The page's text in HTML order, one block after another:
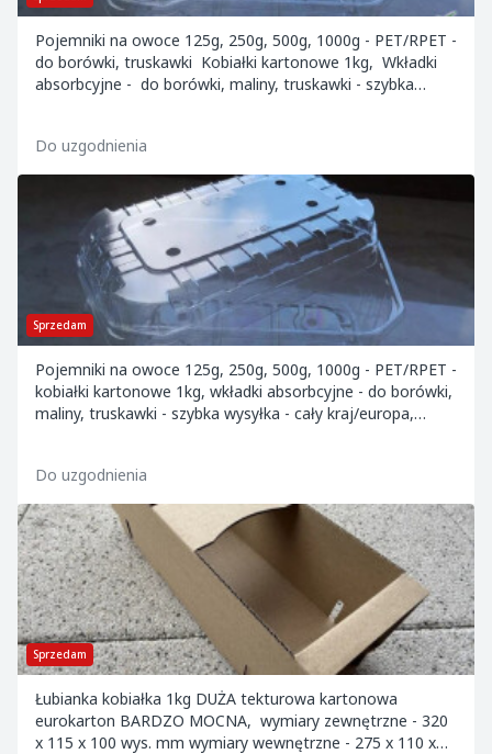
Pojemniki na owoce 125g, 250g, 500g, 1000g - PET/RPET -
do borówki, truskawki Kobiałki kartonowe 1kg, Wkładki
absorbcyjne - do borówki, maliny, truskawki - szybka
Do uzgodnienia
Sprzedam
Pojemniki na owoce 125g, 250g, 500g, 1000g - PET/RPET -
kobiałki kartonowe 1kg, wkładki absorbcyjne - do borówki,
maliny, truskawki - szybka wysyłka - cały kraj/europa,
Do uzgodnienia
Sprzedam
Łubianka kobiałka 1kg DUŻA tekturowa kartonowa
eurokarton BARDZO MOCNA, wymiary zewnętrzne - 320
x 115 x 100 wys. mm wymiary wewnętrzne - 275 x 110 x